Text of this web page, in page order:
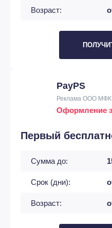
Возраст:
PayPS
Реклама ООО
Оформление
Первый
Сумма до:
Срок (дни):
Возраст: